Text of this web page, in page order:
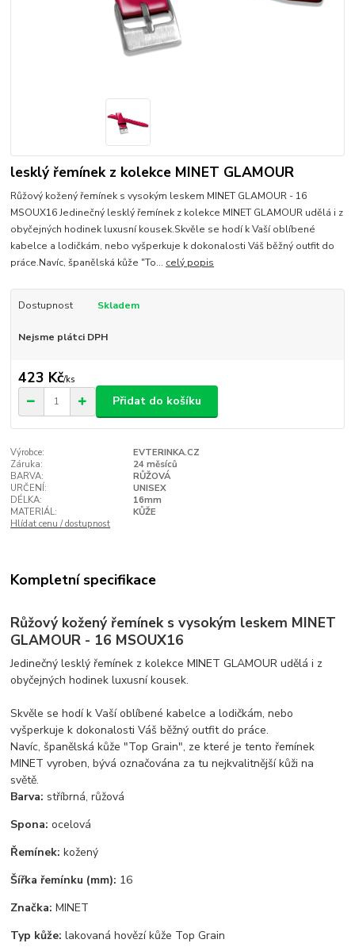
lesklý řemínek z kolekce MINET GLAMOUR
Růžový kožený řemínek s vysokým leskem MINET GLAMOUR - 16
MSOUX16 Jedinečný lesklý řemínek z kolekce MINET GLAMOUR udělá i z
obyčejných hodinek luxusní kousek.Skvěle se hodí k Vaší oblíbené
kabelce a lodičkám, nebo vyšperkuje k dokonalosti Váš běžný outfit do
práce.Navíc, španělská kůže "To... celý popis
Dostupnost Skladem
Nejsme plátci DPH
423 Kč/ks
Přidat do košíku
Výrobce:
EVTERINKA.CZ
Záruka:
24 měsíců
BARVA:
RŮŽOVÁ
URČENÍ:
UNISEX
DÉLKA:
16mm
MATERIÁL:
KŮŽE
Hlídat cenu / dostupnost
Kompletní specifikace
Růžový kožený řemínek s vysokým leskem MINET
GLAMOUR - 16 MSOUX16
Jedinečný lesklý řemínek z kolekce MINET GLAMOUR udělá i z
obyčejných hodinek luxusní kousek.
Skvěle se hodí k Vaší oblíbené kabelce a lodičkám, nebo
vyšperkuje k dokonalosti Váš běžný outfit do práce.
Navíc, španělská kůže "Top Grain", ze které je tento řemínek
MINET vyroben, bývá označována za tu nejkvalitnější kůži na
světě.
Barva: stříbrná, růžová
Spona: ocelová
Řemínek: kožený
Šířka řemínku (mm): 16
Značka: MINET
Typ kůže: lakovaná hovězí kůže Top Grain